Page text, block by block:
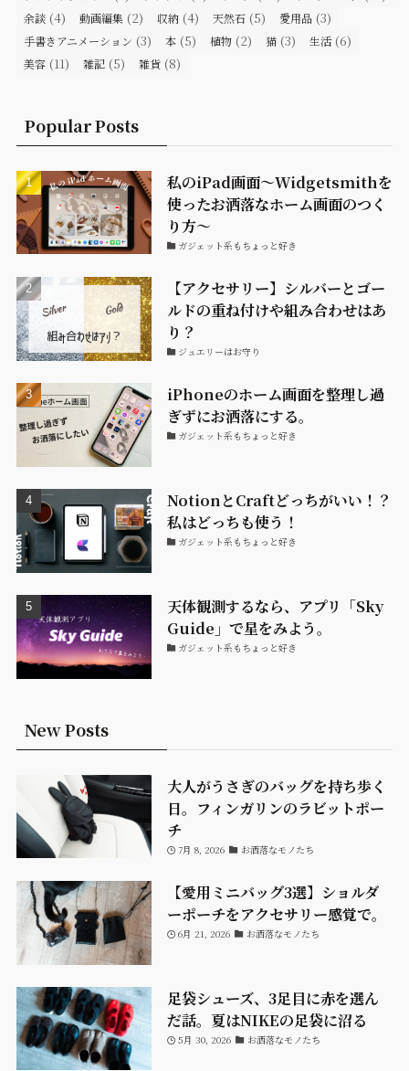
余談 (4) 動画編集 (2) 収納 (4) 天然石 (5) 愛用品 (3)
手書きアニメーション (3) 本 (5) 植物 (2) 猫 (3) 生活 (6)
美容 (11) 雑記 (5) 雑貨 (8)
Popular Posts
私のiPad画面〜Widgetsmithを
使ったお洒落なホーム画面のつく
り方〜
ガジェット系もちょっと好き
【アクセサリー】シルバーとゴー
ルドの重ね付けや組み合わせはあ
り？
ジュエリーはお守り
iPhoneのホーム画面を整理し過
ぎずにお洒落にする。
ガジェット系もちょっと好き
NotionとCraftどっちがいい！？
私はどっちも使う！
ガジェット系もちょっと好き
天体観測するなら、アプリ「Sky
Guide」で星をみよう。
ガジェット系もちょっと好き
New Posts
大人がうさぎのバッグを持ち歩く
日。フィンガリンのラビットポー
チ
7月 8, 2026 お洒落なモノたち
【愛用ミニバッグ3選】ショルダ
ーポーチをアクセサリー感覚で。
6月 21, 2026 お洒落なモノたち
足袋シューズ、3足目に赤を選ん
だ話。夏はNIKEの足袋に沼る
5月 30, 2026 お洒落なモノたち